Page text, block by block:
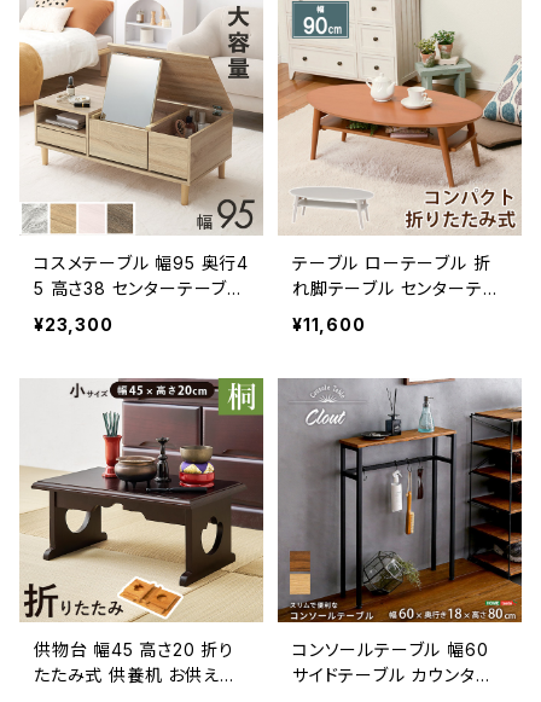
コスメテーブル 幅95 奥行4
5 高さ38 センターテーブル
テーブル 収納付き ローテ
ーブル メイク ドレッサーテ
¥23,300
テーブル ローテーブル 折
れ脚テーブル センターテー
ブル リビングテーブル 木製
幅90 完成品
¥11,600
供物台 幅45 高さ20 折り
たたみ式 供養机 お供え机
コンソールテーブル 幅60
サイドテーブル カウンター